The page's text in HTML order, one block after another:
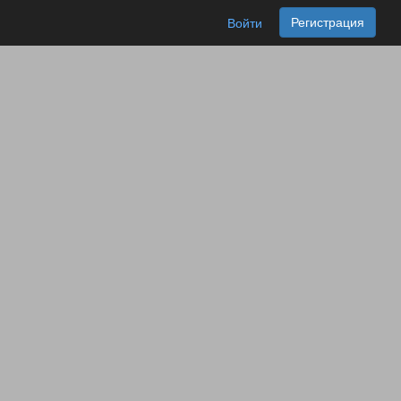
Войти Регистрация